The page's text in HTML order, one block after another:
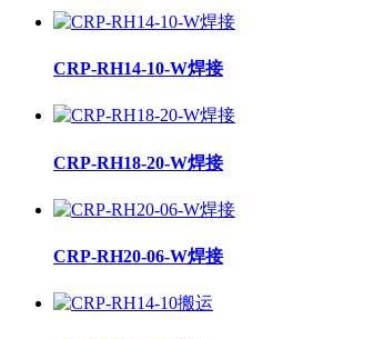
CRP-RH14-10-W焊接
CRP-RH18-20-W焊接
CRP-RH20-06-W焊接